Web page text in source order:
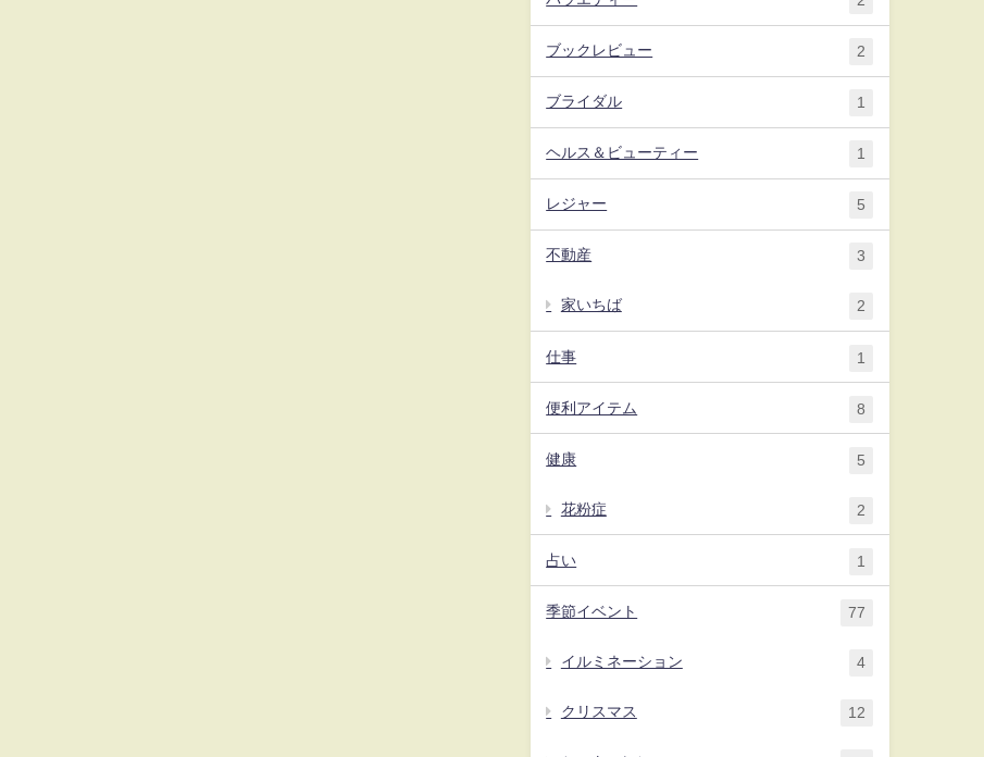
ブックレビュー 2
ブライダル 1
ヘルス＆ビューティー 1
レジャー 5
不動産 3
家いちば 2
仕事 1
便利アイテム 8
健康 5
花粉症 2
占い 1
季節イベント 77
イルミネーション 4
クリスマス 12